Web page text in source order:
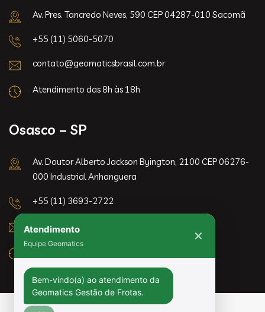
Av. Pres. Tancredo Neves, 590 CEP 04287-010 Sacomã
+55 (11) 5060-5070
contato@geomaticsbrasil.com.br
Atendimento das 8h às 18h
Osasco – SP
Av. Doutor Alberto Jackson Byington, 2100 CEP 06276-
000 Industrial Anhanguera
+55 (11) 3693-2722
contato@geomaticsbrasil.com.br
Atendimento das 8h às 18h
Atendimento
Equipe Geomatics
✕
Bem-vindo(a) ao atendimento da
Geomatics Gestão de Frotas.